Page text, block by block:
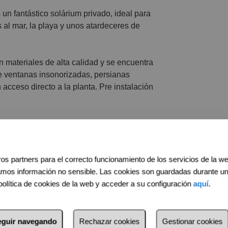
fantástico solárium privado, ideal para
mar, la playa y unos atardeceres de
materiales de alta calidad y se encuentra
ventanas insonorizadas, persianas
directo a la planta. Pre instalación
lo antes posible.
y cualesquiera otros gastos
compraventa que legalmente
partners para el correcto funcionamiento de los servicios de la
información no sensible. Las cookies son guardadas durante
de cookies de la web y acceder a su configuraciónaquí.
navegando Rechazar cookies Gestionar cookies